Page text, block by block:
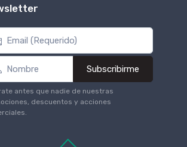
Subscribirme
antes que nadie de nuestras
descuentos y acciones